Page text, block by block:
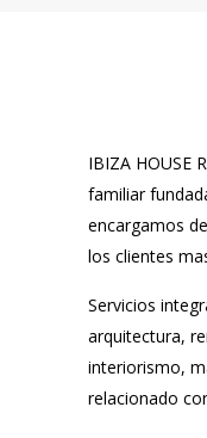
IBIZA HOUSE
familiar
encargamos
los clientes
Servicios
arquitectura,
interiorismo,
relacionado